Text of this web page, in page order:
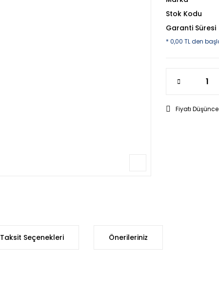
Stok Kodu
Garanti Süresi
* 0,00 TL den
Fiyatı
Taksit Seçenekleri Önerileriniz